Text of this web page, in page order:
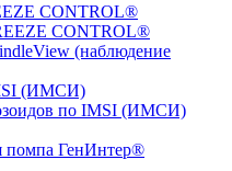
CONTROL®
CONTROL®
(наблюдение
(ИМСИ)
по IMSI (ИМСИ)
помпа ГенИнтер®